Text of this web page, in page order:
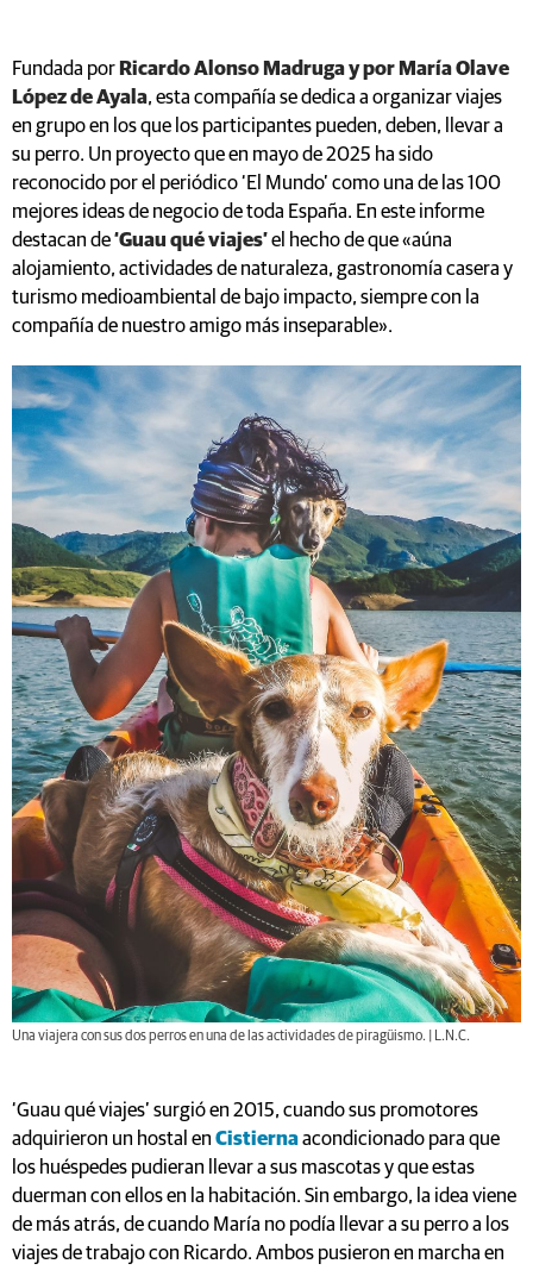
Fundada por Ricardo Alonso Madruga y por María Olave
López de Ayala, esta compañía se dedica a organizar viajes
en grupo en los que los participantes pueden, deben, llevar a
su perro. Un proyecto que en mayo de 2025 ha sido
reconocido por el periódico ‘El Mundo’ como una de las 100
mejores ideas de negocio de toda España. En este informe
destacan de‘Guau qué viajes’el hecho de que «aúna
alojamiento, actividades de naturaleza, gastronomía casera y
turismo medioambiental de bajo impacto, siempre con la
compañía de nuestro amigo más inseparable».
Una viajera con sus dos perros en una de las actividades de piragüismo. | L.N.C.
‘Guau qué viajes’ surgió en 2015, cuando sus promotores
adquirieron un hostal en Cistiernaacondicionado para que
los huéspedes pudieran llevar a sus mascotas y que estas
duerman con ellos en la habitación. Sin embargo, la idea viene
de más atrás, de cuando María no podía llevar a su perro a los
viajes de trabajo con Ricardo. Ambos pusieron en marcha en